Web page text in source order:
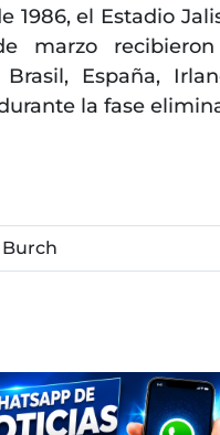
1986, el Estadio
marzo
España,
la fase